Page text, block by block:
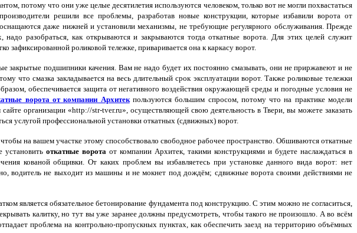
потому что они уже целые десятилетия используются человеком, только вот не могли похвастаться
решили все проблемы, разработав новые конструкции, которые избавили ворота от
даже нижней и установили механизмы, не требующие регулярного обслуживания. Прежде
разобраться, как открываются и закрываются тогда откатные ворота. Для этих целей служит
зафиксированной роликовой тележке, приваривается она к каркасу ворот.
закрытые подшипники качения. Вам не надо будет их постоянно смазывать, они не приржавеют и не
что смазка закладывается на весь длительный срок эксплуатации ворот. Также роликовые тележки
обеспечивается защита от негативного воздействия окружающей среды и погодные условия не
ворота от компании Архитекпользуются большим спросом, потому что на практике модели
организации «http://str-tver.ru», осуществляющей свою деятельность в Твери, вы можете заказать
услугой профессиональной установки откатных (сдвижных) ворот.
на вашем участке этому способствовало свободное рабочее пространство. Обшиваются откатные
установить откатные ворота от компании Архитек, такими конструкциями и будете наслаждаться в
кованой общивки. От каких проблем вы избавляетесь при установке данного вида ворот: нет
водитель не выходит из машины и не мокнет под дождём; сдвижные ворота своими действиями не
является обязательное бетонирование фундамента под конструкцию. С этим можно не согласиться,
калитку, но тут вы уже заранее должны предусмотреть, чтобы такого не произошло. А во всём
проблема на контрольно-пропускных пунктах, как обеспечить заезд на территорию объёмных